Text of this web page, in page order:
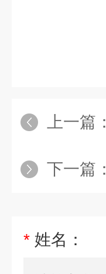
上一篇：
下一篇：
* 姓名：